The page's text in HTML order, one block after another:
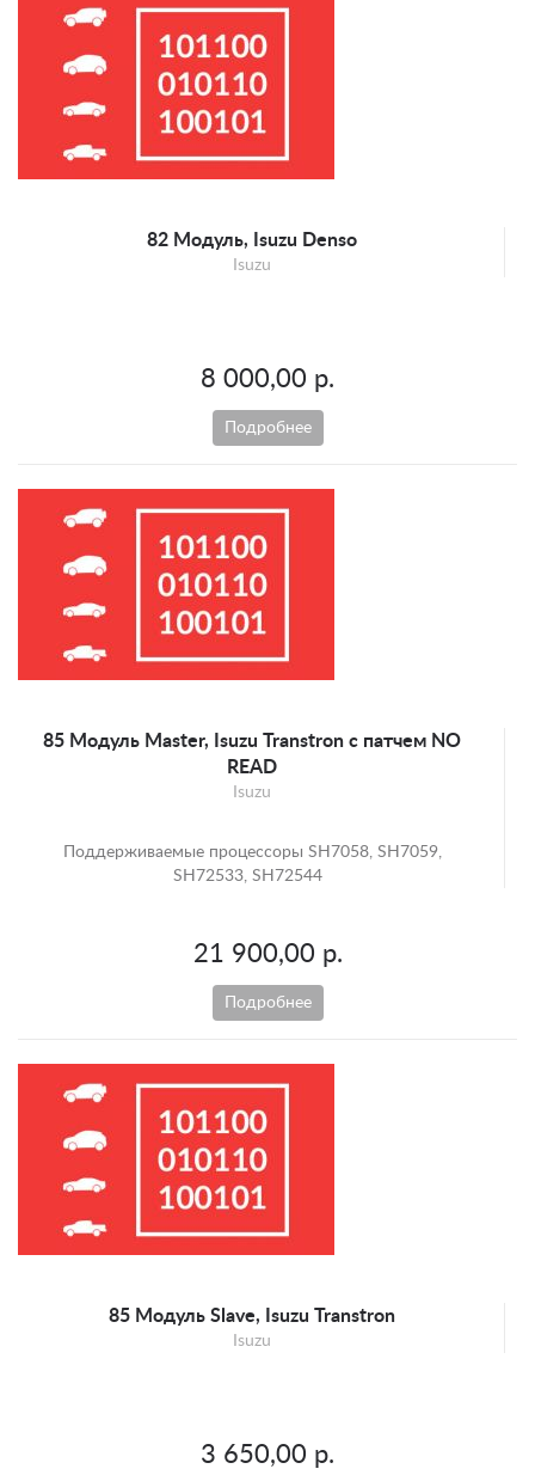
82 Модуль, Isuzu Denso
Isuzu
8 000,00 р.
Подробнее
85 Модуль Master, Isuzu Transtron с патчем NO
READ
Isuzu
Поддерживаемые процессоры SH7058, SH7059,
SH72533, SH72544
21 900,00 р.
Подробнее
85 Модуль Slave, Isuzu Transtron
Isuzu
3 650,00 р.